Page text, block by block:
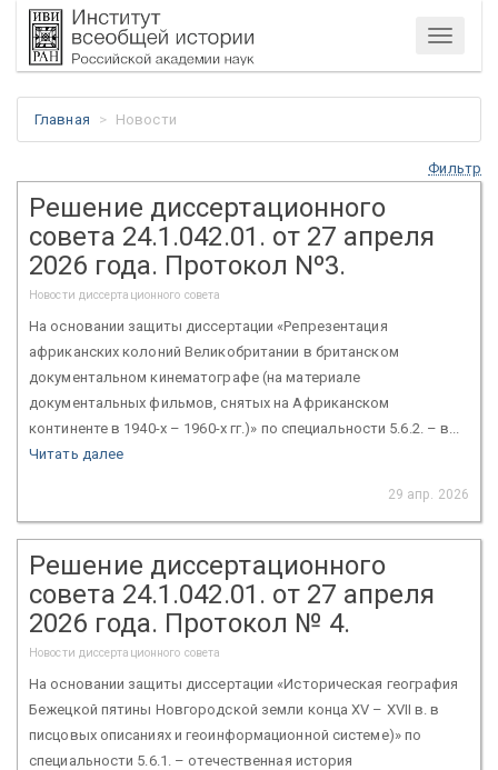
Меню
Главная Новости
Фильтр
Решение диссертационного
совета 24.1.042.01. от 27 апреля
2026 года. Протокол Nº3.
Новости диссертационного совета
На основании защиты диссертации «Репрезентация
африканских колоний Великобритании в британском
документальном кинематографе (на материале
документальных фильмов, снятых на Африканском
континенте в 1940-х – 1960-х гг.)» по специальности 5.6.2. – в...
Читать далее
29 апр. 2026
Решение диссертационного
совета 24.1.042.01. от 27 апреля
2026 года. Протокол № 4.
Новости диссертационного совета
На основании защиты диссертации «Историческая география
Бежецкой пятины Новгородской земли конца XV – XVII в. в
писцовых описаниях и геоинформационной системе)» по
специальности 5.6.1. – отечественная история